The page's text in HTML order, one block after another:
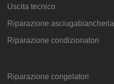
Uscita tecnico
Riparazione asciugabiancheria
Riparazione condizionatori
Riparazione congelatori